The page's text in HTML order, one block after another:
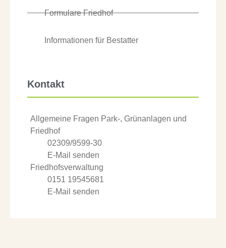
Formulare Friedhof
Informationen für Bestatter
Kontakt
Allgemeine Fragen Park-, Grünanlagen und
Friedhof
02309/9599-30
E-Mail senden
Friedhofsverwaltung
0151 19545681
E-Mail senden